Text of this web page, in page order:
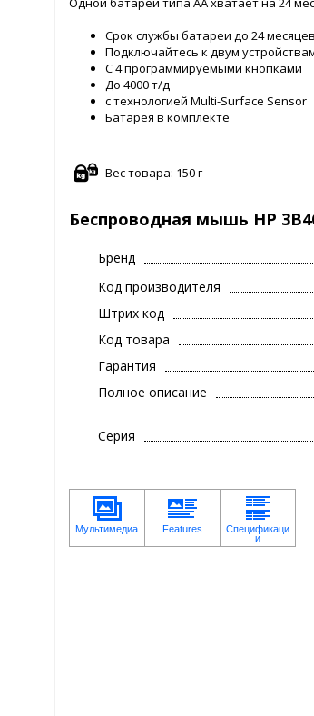
Срок службы батареи до 24 месяцев
Подключайтесь к двум
С 4 программируемыми кнопками
До 4000 т/д
с технологией Multi-Surface Sensor
Батарея в комплекте
Вес товара: 150 г
Беспроводная мышь HP
Бренд
Код производителя
Штрих код
Код товара
Гарантия
Полное описание
Серия